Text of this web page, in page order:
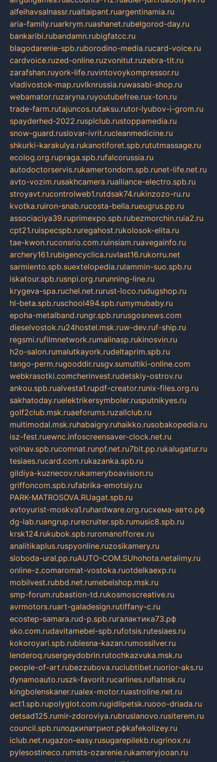
alfeihavsalnassr.rualtaipant.ruargentinamia.ru
aria-family.ruarkrym.ruashanet.rubelgorod-day.ru
bankaribi.rubandamn.rubigfatcc.ru
blagodarenie-spb.ruborodino-media.rucard-voice.ru
cardvoice.ruzed-online.ruzvonitut.ruzebra-tlt.ru
zarafshan.ruyork-life.ruvintovoykompressor.ru
vladivostok-map.ruvlknrussia.ruwasabi-shop.ru
webamator.ruzaryna.ruyoutubefree.rux-ton.ru
trade-farm.rutajuncos.rutaksu.rutor-lyubov-i-grom.ru
spayderhed-2022.rusplclub.rustoppamedia.ru
snow-guard.ruslovar-ivrit.rucleanmedicine.ru
shkurki-karakulya.rukanotiforet.spb.rututmassage.ru
ecolog.org.rupraga.spb.rufalcorussia.ru
autodoctorservis.rukamertondom.spb.runet-life.net.ru
avto-vozim.rusakhcamera.rualliance-electro.spb.ru
stroyavt.rucontrolweb1.rutdsak74.rukinzozo-ru.ru
kvotka.ruiron-snab.rucosta-bella.rueugrus.pp.ru
associaciya39.ruprimexpo.spb.rubezmorchin.ruia2.ru
cpt21.ruispecspb.ruregahost.rukolosok-elita.ru
tae-kwon.ruconsrio.com.ruinsiam.ruavegainfo.ru
archery161.rubigencyclica.ruvlast16.rukorru.net
sarmiento.spb.suextelopedia.rulammin-suo.spb.ru
iskatour.spb.rusnpi.org.rurunning-line.ru
krygeva-spa.ruchel.net.rurust-loco.rudugshop.ru
hl-beta.spb.ruschool494.spb.rumymubaby.ru
epoha-metalband.rungr.spb.rurusgosnews.com
dieselvostok.ru24hostel.msk.ruw-dev.ruf-ship.ru
regsmi.rufilmnetwork.rumalinasp.rukinosvin.ru
h2o-salon.rumalutkayork.rudeltaprim.spb.ru
tango-perm.rugooddir.rusgv.sumultiki-online.com
webkrasotki.comcherinvest.rudetskiy-ostrov.ru
ankou.spb.rualvesta1.rupdf-creator.runix-files.org.ru
sakhatoday.ruelektrikersymboler.rusputnikyes.ru
golf2club.msk.ruaeforums.ruzallclub.ru
multimodal.msk.ruhabaigry.ruhaikko.rusobakopedia.ru
isz-fest.ruewnc.infoscreensaver-clock.net.ru
volnav.spb.rucomnat.runpf.net.ru7bit.pp.rukalugatur.ru
tesiaes.rucard.com.rukazanka.spb.ru
gildiya-kuznecov.rukameryboavision.ru
griffoncom.spb.rufabrika-emotsiy.ru
PARK-MATROSOVA.RUagat.spb.ru
avtoyurist-moskva1.ruhardware.org.ruсхема-авто.рф
dg-lab.ruangrup.rurecruiter.spb.rumusic8.spb.ru
krsk124.rukubok.spb.ruromanofforex.ru
analitikaplus.ruspyonline.ruzosikamery.ru
sloboda-ural.pp.ruAUTO-COM.SUhohota.netalimy.ru
online-z.comaromat-vostoka.ruotdelkaexp.ru
mobilvest.rubbd.net.rumebelshop.msk.ru
smp-forum.rubastion-td.rukosmoscreative.ru
avrmotors.ruart-galadesign.rutiffany-c.ru
ecostep-samara.rud-p.spb.ruгалактика73.рф
sko.com.rudavitamebel-spb.rufotsis.rutesiaes.ru
kokoroyari.spb.rublesna-kazan.rumossilver.ru
lenderoq.rusergeydobrin.rutochkazvuka.msk.ru
people-of-art.rubezzubova.ruclubtibet.ruorior-aks.ru
dynamoauto.ruszk-favorit.rucarlines.ruflatnsk.ru
kingbolenskaner.rualex-motor.ruastroline.net.ru
act1.spb.rupolyglot.com.rugidlipetsk.ruooo-driada.ru
detsad125.rumir-zdoroviya.rubruslanovo.rusiterem.ru
council.spb.ruлодкипатриот.рфkafekolizey.ru
iclub.net.rugazon-easy.rusugarepilekb.rugrinox.ru
pylesostineco.rumsts-ozarenie.rukameryjooan.ru